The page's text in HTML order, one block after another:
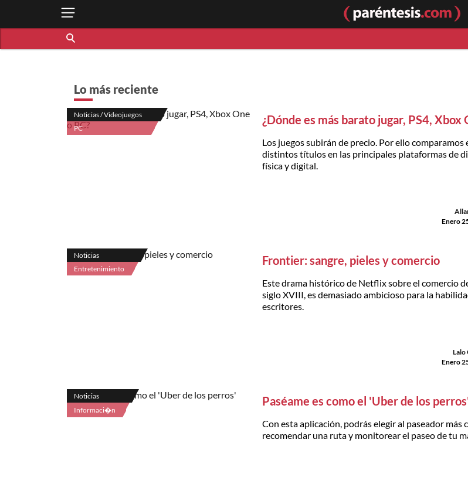
Lo más reciente
Noticias / Videojuegos
PC
¿Dónde es más barato jugar, PS4, Xbox
Los juegos subirán de precio. Por ello comparamos
distintos títulos en las principales plataformas de
física y digital.
Enero
Noticias
Entretenimiento
Frontier: sangre, pieles y comercio
Este drama histórico de Netflix sobre el comercio
siglo XVIII, es demasiado ambicioso para la
escritores.
Lalo
Enero
Noticias
Informaci�n
Paséame es como el 'Uber de los
Con esta aplicación, podrás elegir al paseador más
recomendar una ruta y monitorear el paseo de tu